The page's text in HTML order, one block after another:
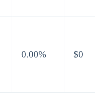
0.00% $0